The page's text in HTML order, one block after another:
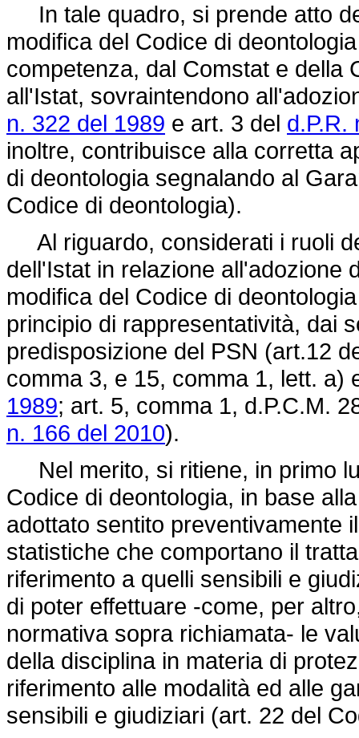
In tale quadro, si prende atto
modifica del Codice di
competenza, dal Comstat e della
all'Istat, sovraintendono
n. 322 del 1989 e art. 3 del d.P.R.
inoltre, contribuisce alla corretta
di deontologia segnalando al
Codice di deontologia).
Al riguardo, considerati i ruoli
dell'Istat in relazione all'adozione
modifica del Codice di
principio di rappresentatività, dai
predisposizione del PSN (art.12
comma 3, e 15, comma 1, lett. a)
1989; art. 5, comma 1, d.P.C.M.
n. 166 del 2010).
Nel merito, si ritiene, in primo
Codice di deontologia, in base
adottato sentito preventivamente
statistiche che comportano il
riferimento a quelli sensibili e
di poter effettuare -come, per
normativa sopra richiamata- le
della disciplina in materia di
riferimento alle modalità ed alle
sensibili e giudiziari (art. 22 del